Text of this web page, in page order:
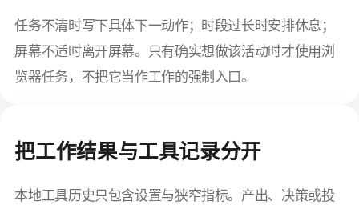
任务不清时写下具体下一动作；时段过长时安排休息；
屏幕不适时离开屏幕。只有确实想做该活动时才使用浏
览器任务，不把它当作工作的强制入口。
把工作结果与工具记录分开
本地工具历史只包含设置与狭窄指标。产出、决策或投